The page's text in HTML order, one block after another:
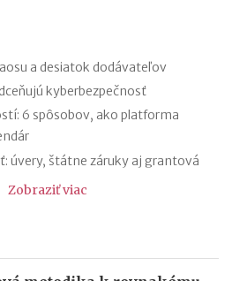
a desiatok dodávateľov
kyberbezpečnosť
6 spôsobov, ako platforma
úvery, štátne záruky aj grantová
ako sa im vyhnúť vďaka
výdajné boxy už nie sú len pre
Zobraziť viac